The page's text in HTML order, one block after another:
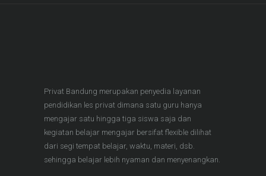
Privat Bandung merupakan penyedia layanan
pendidikan les privat dimana satu guru hanya
mengajar satu hingga tiga siswa saja dan
kegiatan belajar mengajar bersifat flexible dilihat
dari segi tempat belajar, waktu, materi, dsb.
sehingga belajar lebih nyaman dan menyenangkan.